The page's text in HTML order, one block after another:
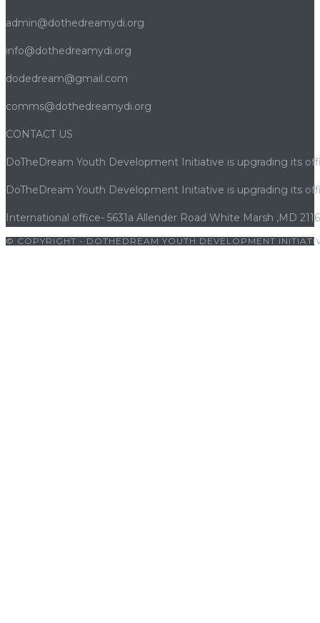
admin@dothedreamydi.org
info@dothedreamydi.org
dodedream@gmail.com
comms@dothedreamydi.org
CONTACT US
DoTheDream Youth Development Initiative is upgrading its
DoTheDream Youth Development Initiative is upgrading its
International office- 5631a Allender Road White Marsh ,MD
© COPYRIGHT - DOTHEDREAM YOUTH DEVELOPMENT